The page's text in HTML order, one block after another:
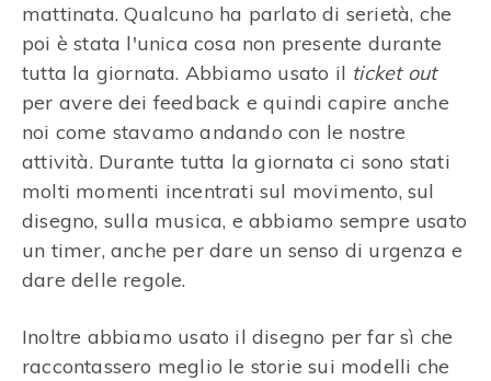
mattinata. Qualcuno ha parlato di serietà, che
poi è stata l'unica cosa non presente durante
tutta la giornata. Abbiamo usato il ticket out
per avere dei feedback e quindi capire anche
noi come stavamo andando con le nostre
attività. Durante tutta la giornata ci sono stati
molti momenti incentrati sul movimento, sul
disegno, sulla musica, e abbiamo sempre usato
un timer, anche per dare un senso di urgenza e
dare delle regole.
Inoltre abbiamo usato il disegno per far sì che
raccontassero meglio le storie sui modelli che